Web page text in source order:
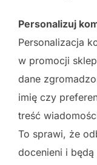
Personalizuj
Personalizacja
w promocji
dane
imię czy
treść
To sprawi, że
docenieni i będą